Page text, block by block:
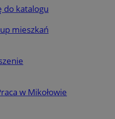
do katalogu
mieszkań
w Mikołowie